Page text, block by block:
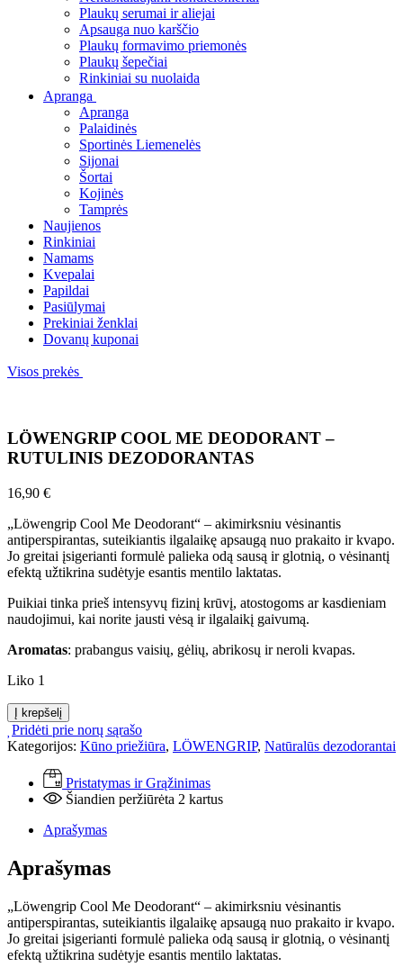
Plaukų serumai ir aliejai
Apsauga nuo karščio
Plaukų formavimo priemonės
Plaukų šepečiai
Rinkiniai su nuolaida
Apranga
Apranga
Palaidinės
Sportinės Liemenelės
Sijonai
Šortai
Kojinės
Tamprės
Naujienos
Rinkiniai
Namams
Kvepalai
Papildai
Pasiūlymai
Prekiniai ženklai
Dovanų kuponai
Visos prekės
LÖWENGRIP COOL ME DEODORANT –
RUTULINIS DEZODORANTAS
16,90 €
„Löwengrip Cool Me Deodorant“ – akimirksniu vėsinantis
antiperspirantas, suteikiantis ilgalaikę apsaugą nuo prakaito ir kvapo.
Jo greitai įsigerianti formulė palieka odą sausą ir glotnią, o vėsinantį
efektą užtikrina sudėtyje esantis mentilo laktatas.
Puikiai tinka prieš intensyvų fizinį krūvį, atostogoms ar kasdieniam
naudojimui, kai norite jausti vėsą ir ilgalaikį gaivumą.
Aromatas: prabangus vaisių, gėlių, abrikosų ir neroli kvapas.
Liko 1
produkto
kiekis:
LÖWENGRIP
COOL
DEODORANT
RUTULINIS
DEZODORANTAS
Į krepšelį
Pridėti prie norų sąrašo
Kategorijos: Kūno priežiūra, LÖWENGRIP, Natūralūs dezodorantai
Pristatymas ir Grąžinimas
Šiandien peržiūrėta 2 kartus
Aprašymas
Aprašymas
„Löwengrip Cool Me Deodorant“ – akimirksniu vėsinantis
antiperspirantas, suteikiantis ilgalaikę apsaugą nuo prakaito ir kvapo.
Jo greitai įsigerianti formulė palieka odą sausą ir glotnią, o vėsinantį
efektą užtikrina sudėtyje esantis mentilo laktatas.